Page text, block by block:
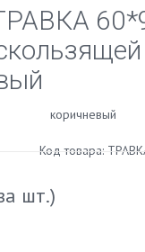
Код товара:
шт.)